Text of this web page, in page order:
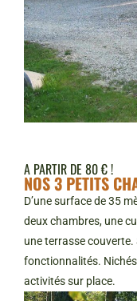
A PARTIR DE 80 € !
NOS 3 PETITS
D’une surface de 35
deux chambres, une
une terrasse
fonctionnalités.
activités sur place.